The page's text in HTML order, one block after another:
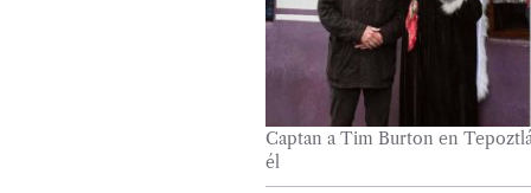
Captan a Tim Burton en
él